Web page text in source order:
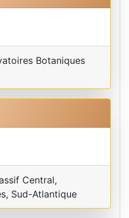
Botaniques
Central,
Sud-Atlantique